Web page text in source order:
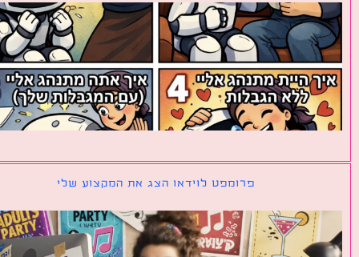
פרומפט לוידאו הצג את המקצוע שלי